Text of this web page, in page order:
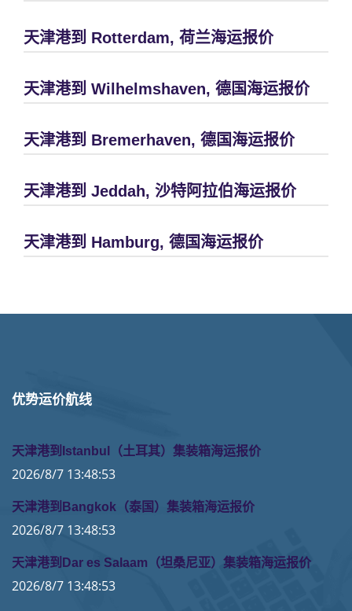
天津港到 Rotterdam, 荷兰海运报价
天津港到 Wilhelmshaven, 德国海运报价
天津港到 Bremerhaven, 德国海运报价
天津港到 Jeddah, 沙特阿拉伯海运报价
天津港到 Hamburg, 德国海运报价
优势运价航线
天津港到Istanbul（土耳其）集装箱海运报价
2026/8/7 13:48:53
天津港到Bangkok（泰国）集装箱海运报价
2026/8/7 13:48:53
天津港到Dar es Salaam（坦桑尼亚）集装箱海运报价
2026/8/7 13:48:53